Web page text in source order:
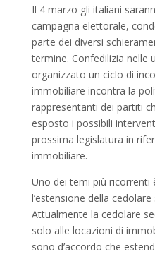
Il 4 marzo gli italiani
campagna elettorale,
parte dei diversi
termine. Confedilizia nelle
organizzato un ciclo di
immobiliare incontra la
rappresentanti dei partiti
esposto i possibili
prossima legislatura in
immobiliare.
Uno dei temi più ricorrenti
l’estensione della
Attualmente la cedolare
solo alle locazioni di
sono d’accordo che